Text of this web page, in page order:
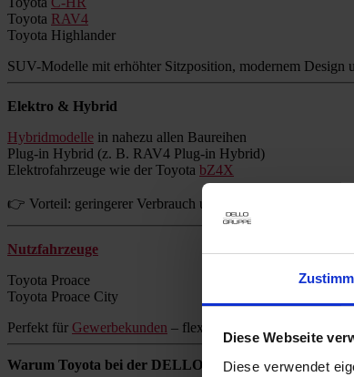
Diese Webseite
Diese verwendet
Toyota RAV4
Toyota Highlander
SUV-Modelle mit erhöhter Sitzposition, modernem Design
Elektro & Hybrid
Hybridmodelle in nahezu allen Baureihen
Plug-in Hybrid (z. B. RAV4 Plug-in Hybrid)
Elektrofahrzeuge wie der Toyota bZ4X
👉 Vorteil: geringerer Verbrauch und reduzierte Emissionen
Nutzfahrzeuge
Toyota Proace
Toyota Proace City
Perfekt für Gewerbekunden – flexibel, zuverlässig und
Warum Toyota bei der DELLO GRUPPE kaufen?